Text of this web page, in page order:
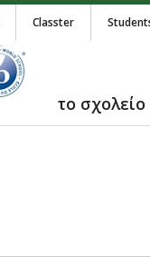
Classter
το σχολείο